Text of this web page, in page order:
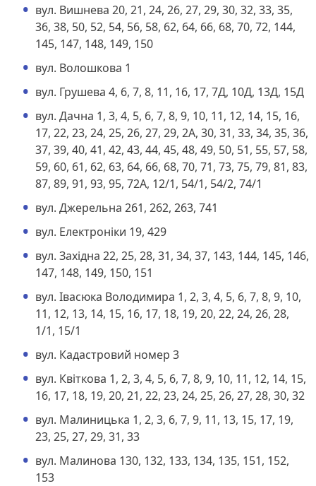
вул. Вишнева 20, 21, 24, 26, 27, 29, 30, 32, 33, 35,
36, 38, 50, 52, 54, 56, 58, 62, 64, 66, 68, 70, 72, 144,
145, 147, 148, 149, 150
вул. Волошкова 1
вул. Грушева 4, 6, 7, 8, 11, 16, 17, 7Д, 10Д, 13Д, 15Д
вул. Дачна 1, 3, 4, 5, 6, 7, 8, 9, 10, 11, 12, 14, 15, 16,
17, 22, 23, 24, 25, 26, 27, 29, 2А, 30, 31, 33, 34, 35, 36,
37, 39, 40, 41, 42, 43, 44, 45, 48, 49, 50, 51, 55, 57, 58,
59, 60, 61, 62, 63, 64, 66, 68, 70, 71, 73, 75, 79, 81, 83,
87, 89, 91, 93, 95, 72А, 12/1, 54/1, 54/2, 74/1
вул. Джерельна 261, 262, 263, 741
вул. Електроніки 19, 429
вул. Західна 22, 25, 28, 31, 34, 37, 143, 144, 145, 146,
147, 148, 149, 150, 151
вул. Івасюка Володимира 1, 2, 3, 4, 5, 6, 7, 8, 9, 10,
11, 12, 13, 14, 15, 16, 17, 18, 19, 20, 22, 24, 26, 28,
1/1, 15/1
вул. Кадастровий номер 3
вул. Квіткова 1, 2, 3, 4, 5, 6, 7, 8, 9, 10, 11, 12, 14, 15,
16, 17, 18, 19, 20, 21, 22, 23, 24, 25, 26, 27, 28, 30, 32
вул. Малиницька 1, 2, 3, 6, 7, 9, 11, 13, 15, 17, 19,
23, 25, 27, 29, 31, 33
вул. Малинова 130, 132, 133, 134, 135, 151, 152,
153